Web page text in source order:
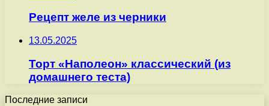
Рецепт желе из черники
13.05.2025
Торт «Наполеон» классический (из
домашнего теста)
Последние записи